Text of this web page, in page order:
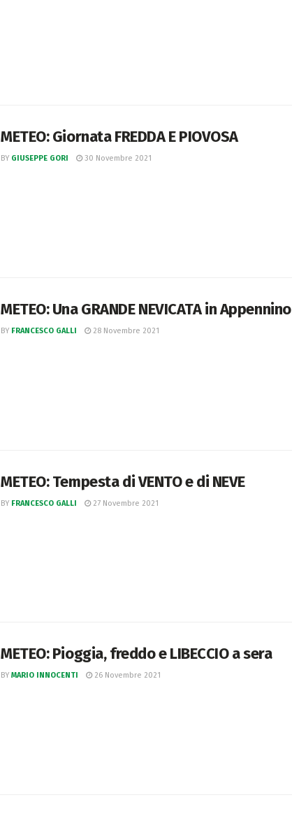
METEO: Giornata FREDDA E PIOVOSA
BY GIUSEPPE GORI 30 Novembre 2021
METEO: Una GRANDE NEVICATA in Appennino
BY FRANCESCO GALLI 28 Novembre 2021
METEO: Tempesta di VENTO e di NEVE
BY FRANCESCO GALLI 27 Novembre 2021
METEO: Pioggia, freddo e LIBECCIO a sera
BY MARIO INNOCENTI 26 Novembre 2021